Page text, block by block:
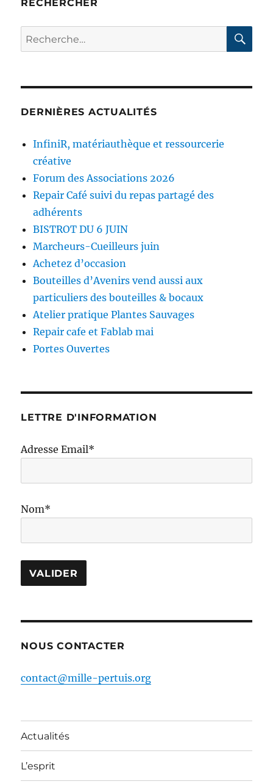
RECHERCHER
Recherche
pour :
DERNIÈRES ACTUALITÉS
InfiniR, matériauthèque et ressourcerie
créative
Forum des Associations 2026
Repair Café suivi du repas partagé des
adhérents
BISTROT DU 6 JUIN
Marcheurs-Cueilleurs juin
Achetez d’occasion
Bouteilles d’Avenirs vend aussi aux
particuliers des bouteilles & bocaux
Atelier pratique Plantes Sauvages
Repair cafe et Fablab mai
Portes Ouvertes
LETTRE D'INFORMATION
Adresse Email*
Nom*
NOUS CONTACTER
contact@mille-pertuis.org
Actualités
L’esprit